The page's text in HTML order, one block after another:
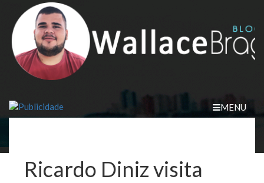
content
MENU
Ricardo Diniz visita